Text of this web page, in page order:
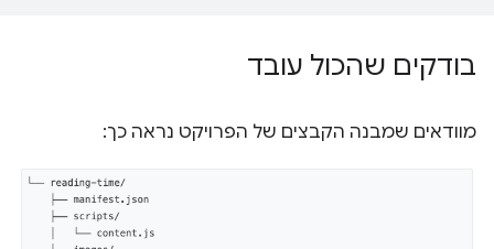
בודקים שהכול עובד
מוודאים שמבנה הקבצים של הפרויקט נראה כך: